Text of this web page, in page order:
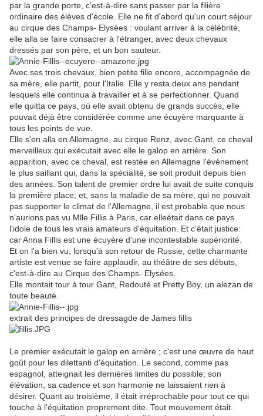
par la grande porte, c'est-à-dire sans passer par la filière
ordinaire des élèves d'école. Elle ne fit d'abord qu'un court séjour
au cirque des Champs- Elysées : voulant arriver à la célébrité,
elle alla se faire consacrer à l'étranger, avec deux chevaux
dressés par son père, et un bon sauteur.
Avec ses trois chevaux, bien petite fille encore, accompagnée de
sa mère, elle partit, pour l'Italie. Elle y resta deux ans pendant
lesquels elle continua à travailler et à se perfectionner. Quand
elle quitta ce pays, où elle avait obtenu de grands succès, elle
pouvait déjà être considérée comme une écuyère marquante à
tous les points de vue.
Elle s'en alla en Allemagne, au cirque Renz, avec Gant, ce cheval
merveilleux qui exécutait avec elle le galop en arrière. Son
apparition, avec ce cheval, est restée en Allemagne l'événement
le plus saillant qui, dans la spécialité, se soit produit depuis bien
des années. Son talent de premier ordre lui avait de suite conquis
la première place, et, sans la maladie de sa mère, qui ne pouvait
pas supporter le climat de l'Allemagne, il est probable que nous
n'aurions pas vu Mlle Fillis à Paris, car elleétait dans ce pays
l'idole de tous les vrais amateurs d'équitation. Et c'était justice:
car Anna Fillis est une écuyère d'une incontestable supériorité.
Et on l'a bien vu, lorsqu'à son retour de Russie, cette charmante
artiste est venue se faire applaudir, au théâtre de ses débuts,
c'est-à-dire au Cirque des Champs- Elysées.
Elle montait tour à tour Gant, Redouté et Pretty Boy, un alezan de
toute beauté.
extrait des principes de dressagde de James fillis
Le premier exécutait le galop en arrière ; c'est une œuvre de haut
goût pour les dilettanti d'équitation. Le second, comme pas
espagnol, atteignait les dernières limites du possible; son
élévation, sa cadence et son harmonie ne laissaient rien à
désirer. Quant au troisième, il était irréprochable pour tout ce qui
touche à l'équitation proprement dite. Tout mouvement était